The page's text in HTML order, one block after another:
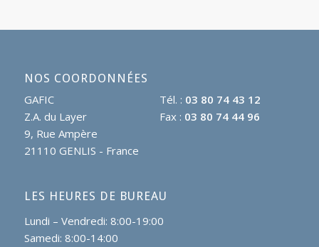
NOS COORDONNÉES
GAFIC
Z.A. du Layer
9, Rue Ampère
21110 GENLIS - France
Tél. : 03 80 74 43 12
Fax : 03 80 74 44 96
LES HEURES DE BUREAU
Lundi – Vendredi: 8:00-19:00
Samedi: 8:00-14:00